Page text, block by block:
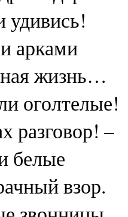
удивись!
арками
жизнь…
оголтелые!
разговор! –
белые
взор.